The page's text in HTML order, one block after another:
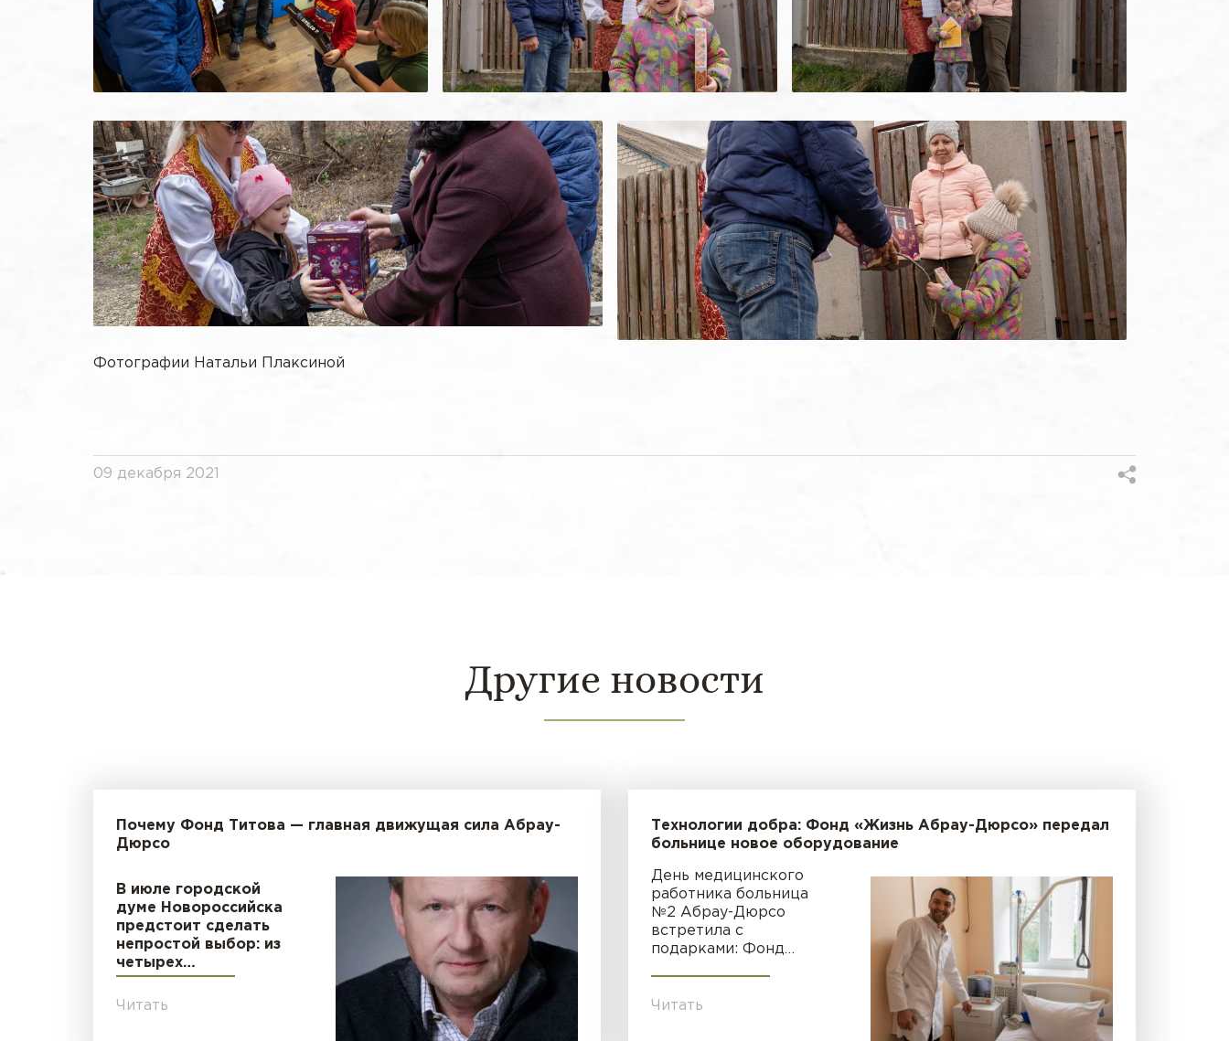
Фотографии Натальи Плаксиной
09 декабря 2021
Другие новости
Почему Фонд Титова — главная движущая сила Абрау-
Дюрсо
В июле городской
думе Новороссийска
предстоит сделать
непростой выбор: из
четырех…
Читать
Технологии добра: Фонд «Жизнь Абрау-Дюрсо» передал
больнице новое оборудование
День медицинского
работника больница
№2 Абрау-Дюрсо
встретила с
подарками: Фонд…
Читать